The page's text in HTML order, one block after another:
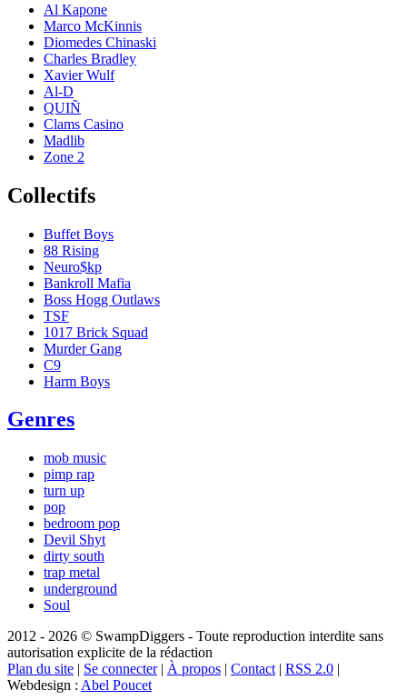
Al Kapone
Marco McKinnis
Diomedes Chinaski
Charles Bradley
Xavier Wulf
Al-D
QUIÑ
Clams Casino
Madlib
Zone 2
Collectifs
Buffet Boys
88 Rising
Neuro$kp
Bankroll Mafia
Boss Hogg Outlaws
TSF
1017 Brick Squad
Murder Gang
C9
Harm Boys
Genres
mob music
pimp rap
turn up
pop
bedroom pop
Devil Shyt
dirty south
trap metal
underground
Soul
2012 - 2026 © SwampDiggers - Toute reproduction interdite sans
autorisation explicite de la rédaction
Plan du site | Se connecter| À propos | Contact | RSS 2.0 |
Webdesign : Abel Poucet